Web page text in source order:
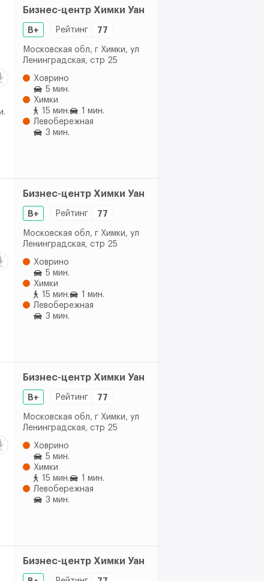
Бизнес-центр Химки Уан
B+ Рейтинг 77
Московская обл, г Химки, ул
Ленинградская, стр 25
Ховрино
5 мин.
Химки
15 мин.
1 мин.
Левобережная
3 мин.
Бизнес-центр Химки Уан
B+ Рейтинг 77
Московская обл, г Химки, ул
Ленинградская, стр 25
Ховрино
5 мин.
Химки
15 мин.
1 мин.
Левобережная
3 мин.
Бизнес-центр Химки Уан
B+ Рейтинг 77
Московская обл, г Химки, ул
Ленинградская, стр 25
Ховрино
5 мин.
Химки
15 мин.
1 мин.
Левобережная
3 мин.
Бизнес-центр Химки Уан